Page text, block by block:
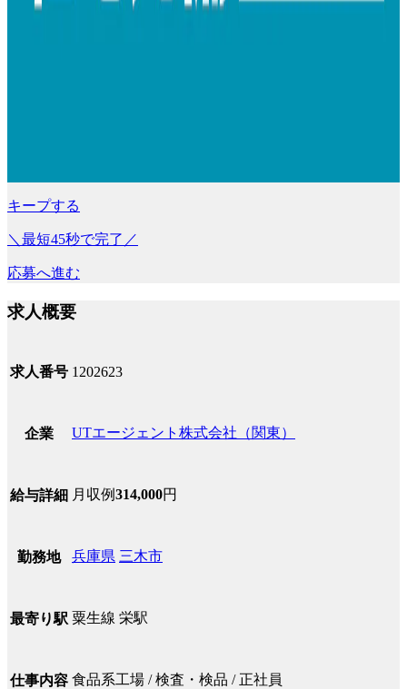
キープする
＼最短45秒で完了／
応募へ進む
求人概要
求人番号 1202623
企業 UTエージェント株式会社（関東）
給与詳細 月収例314,000円
勤務地 兵庫県 三木市
最寄り駅 粟生線 栄駅
仕事内容 食品系工場 / 検査・検品 / 正社員